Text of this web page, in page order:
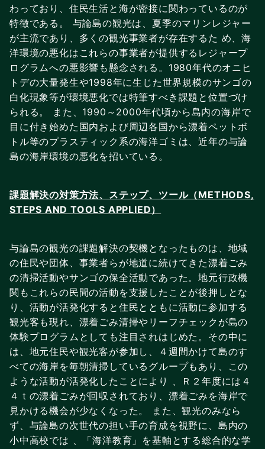
わっており、住民生活と海が密接に関わっているのが
特徴である。 与論島の観光は、夏季のマリンレジャー
が主流であり、多くの観光事業者が存在するた め、海
洋環境の悪化はこれらの事業者が提供するレジャープ
ログラムへの悪影響も懸念される。1980年代のオニヒ
トデの大量発生や1998年に生じた世界規模のサンゴの
白化現象等が環境悪化では特筆すべき課題と位置づけ
られる。 また、1990～2000年代頃から島内の海岸で
目に付き始めた国内および周辺各国から漂着ペットボ
トル等のプラスティック系の海洋ゴミは、近年の与論
島の海岸環境の悪化を招いている。
課題解決の対策方法、ステップ、ツール（METHODS,
STEPS AND TOOLS APPLIED）
与論島の観光の課題解決の契機となったものは、地域
の住民や団体、事業者らが地道に続けてきた漂着ごみ
の清掃活動やサンゴの保全活動であった。地元行政機
関もこれらの民間の活動を支援したことが後押しとな
り、活動が活発化すると住民とともに活動に参加する
観光客も現れ、漂着ごみ清掃やリーフチェックが島の
体験プログラムとしても注目されはじめた。その中に
は、地元住民や観光客が参加し、４週間かけて島のす
べての海岸を毎朝清掃しているグループもあり、この
ような活動が活発化したことにより 、Ｒ２年度には４
４ｔの漂着ごみが回収されており、漂着ごみを海岸で
見かける機会が少なくなった。 また、観光のみなら
ず、与論島の次世代の担い手の育成を視野に、島内の
小中高校では 、「海洋教育」を基軸とする総合的な学